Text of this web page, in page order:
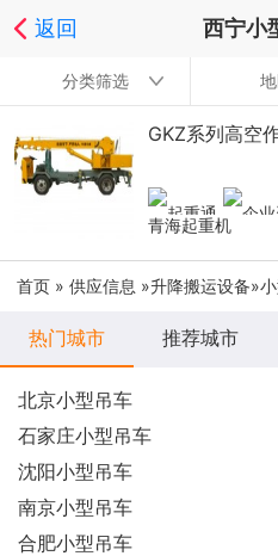
返回 西宁小
分类筛选
GKZ系列高空
青海起重机
首页 » 供应信息 »升降搬运设备»
热门城市 推荐城市
北京小型吊车
石家庄小型吊车
沈阳小型吊车
南京小型吊车
合肥小型吊车